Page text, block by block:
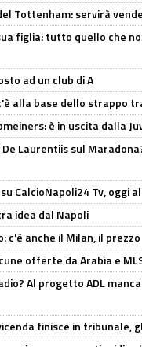
Tottenham: servirà
figlia: tutto quello che
ad un club di A
alla base dello strappo
è in uscita dalla
Laurentiis sul
CalcioNapoli24 Tv, oggi
idea dal Napoli
c'è anche il Milan, il prezzo
offerte da Arabia e
Al progetto ADL
finisce in tribunale,